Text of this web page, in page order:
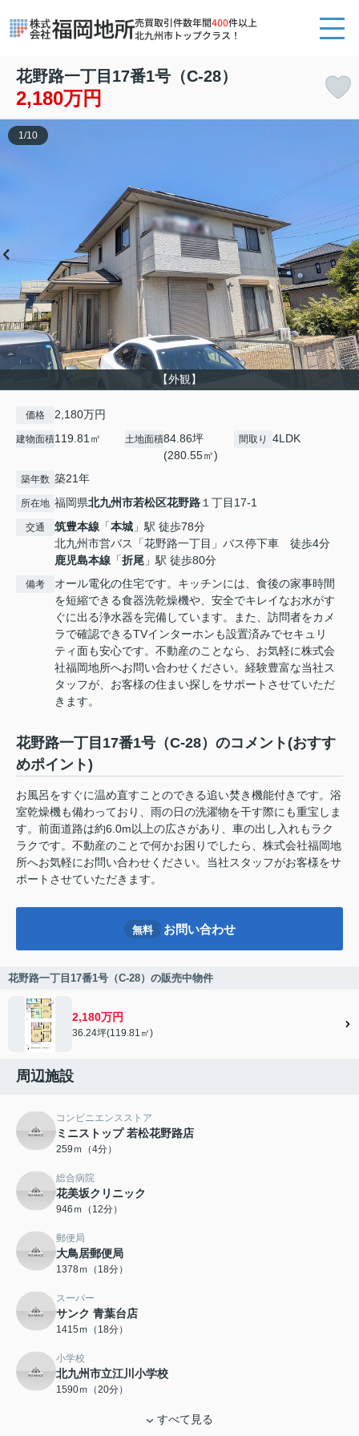
売買取引件数年間400件以上
北九州市トップクラス！
花野路一丁目17番1号（C-28）
2,180万円
【外観】
1/10
価格 2,180万円
建物面積119.81㎡ 土地面積84.86坪
(280.55㎡)
間取り 4LDK
築年数 築21年
所在地 福岡県北九州市若松区花野路１丁目17-1
交通 筑豊本線 「本城 」駅 徒歩78分
北九州市営バス「花野路一丁目」バス停下車 徒歩4分
鹿児島本線 「折尾 」駅 徒歩80分
備考
オール電化の住宅です。キッチンには、食後の家事時間
を短縮できる食器洗乾燥機や、安全でキレイなお水がす
ぐに出る浄水器を完備しています。また、訪問者をカメ
ラで確認できるTVインターホンも設置済みでセキュリ
ティ面も安心です。不動産のことなら、お気軽に株式会
社福岡地所へお問い合わせください。経験豊富な当社ス
タッフが、お客様の住まい探しをサポートさせていただ
きます。
花野路一丁目17番1号（C-28）のコメント(おすす
めポイント)
お風呂をすぐに温め直すことのできる追い焚き機能付きです。浴
室乾燥機も備わっており、雨の日の洗濯物を干す際にも重宝しま
す。前面道路は約6.0m以上の広さがあり、車の出し入れもラク
ラクです。不動産のことで何かお困りでしたら、株式会社福岡地
所へお気軽にお問い合わせください。当社スタッフがお客様をサ
ポートさせていただきます。
無料 お問い合わせ
花野路一丁目17番1号（C-28）の販売中物件
2,180万円
36.24坪(119.81㎡)
周辺施設
コンビニエンスストア
ミニストップ 若松花野路店
259ｍ（4分）
総合病院
花美坂クリニック
946ｍ（12分）
郵便局
大鳥居郵便局
1378ｍ（18分）
スーパー
サンク 青葉台店
1415ｍ（18分）
小学校
北九州市立江川小学校
1590ｍ（20分）
すべて見る